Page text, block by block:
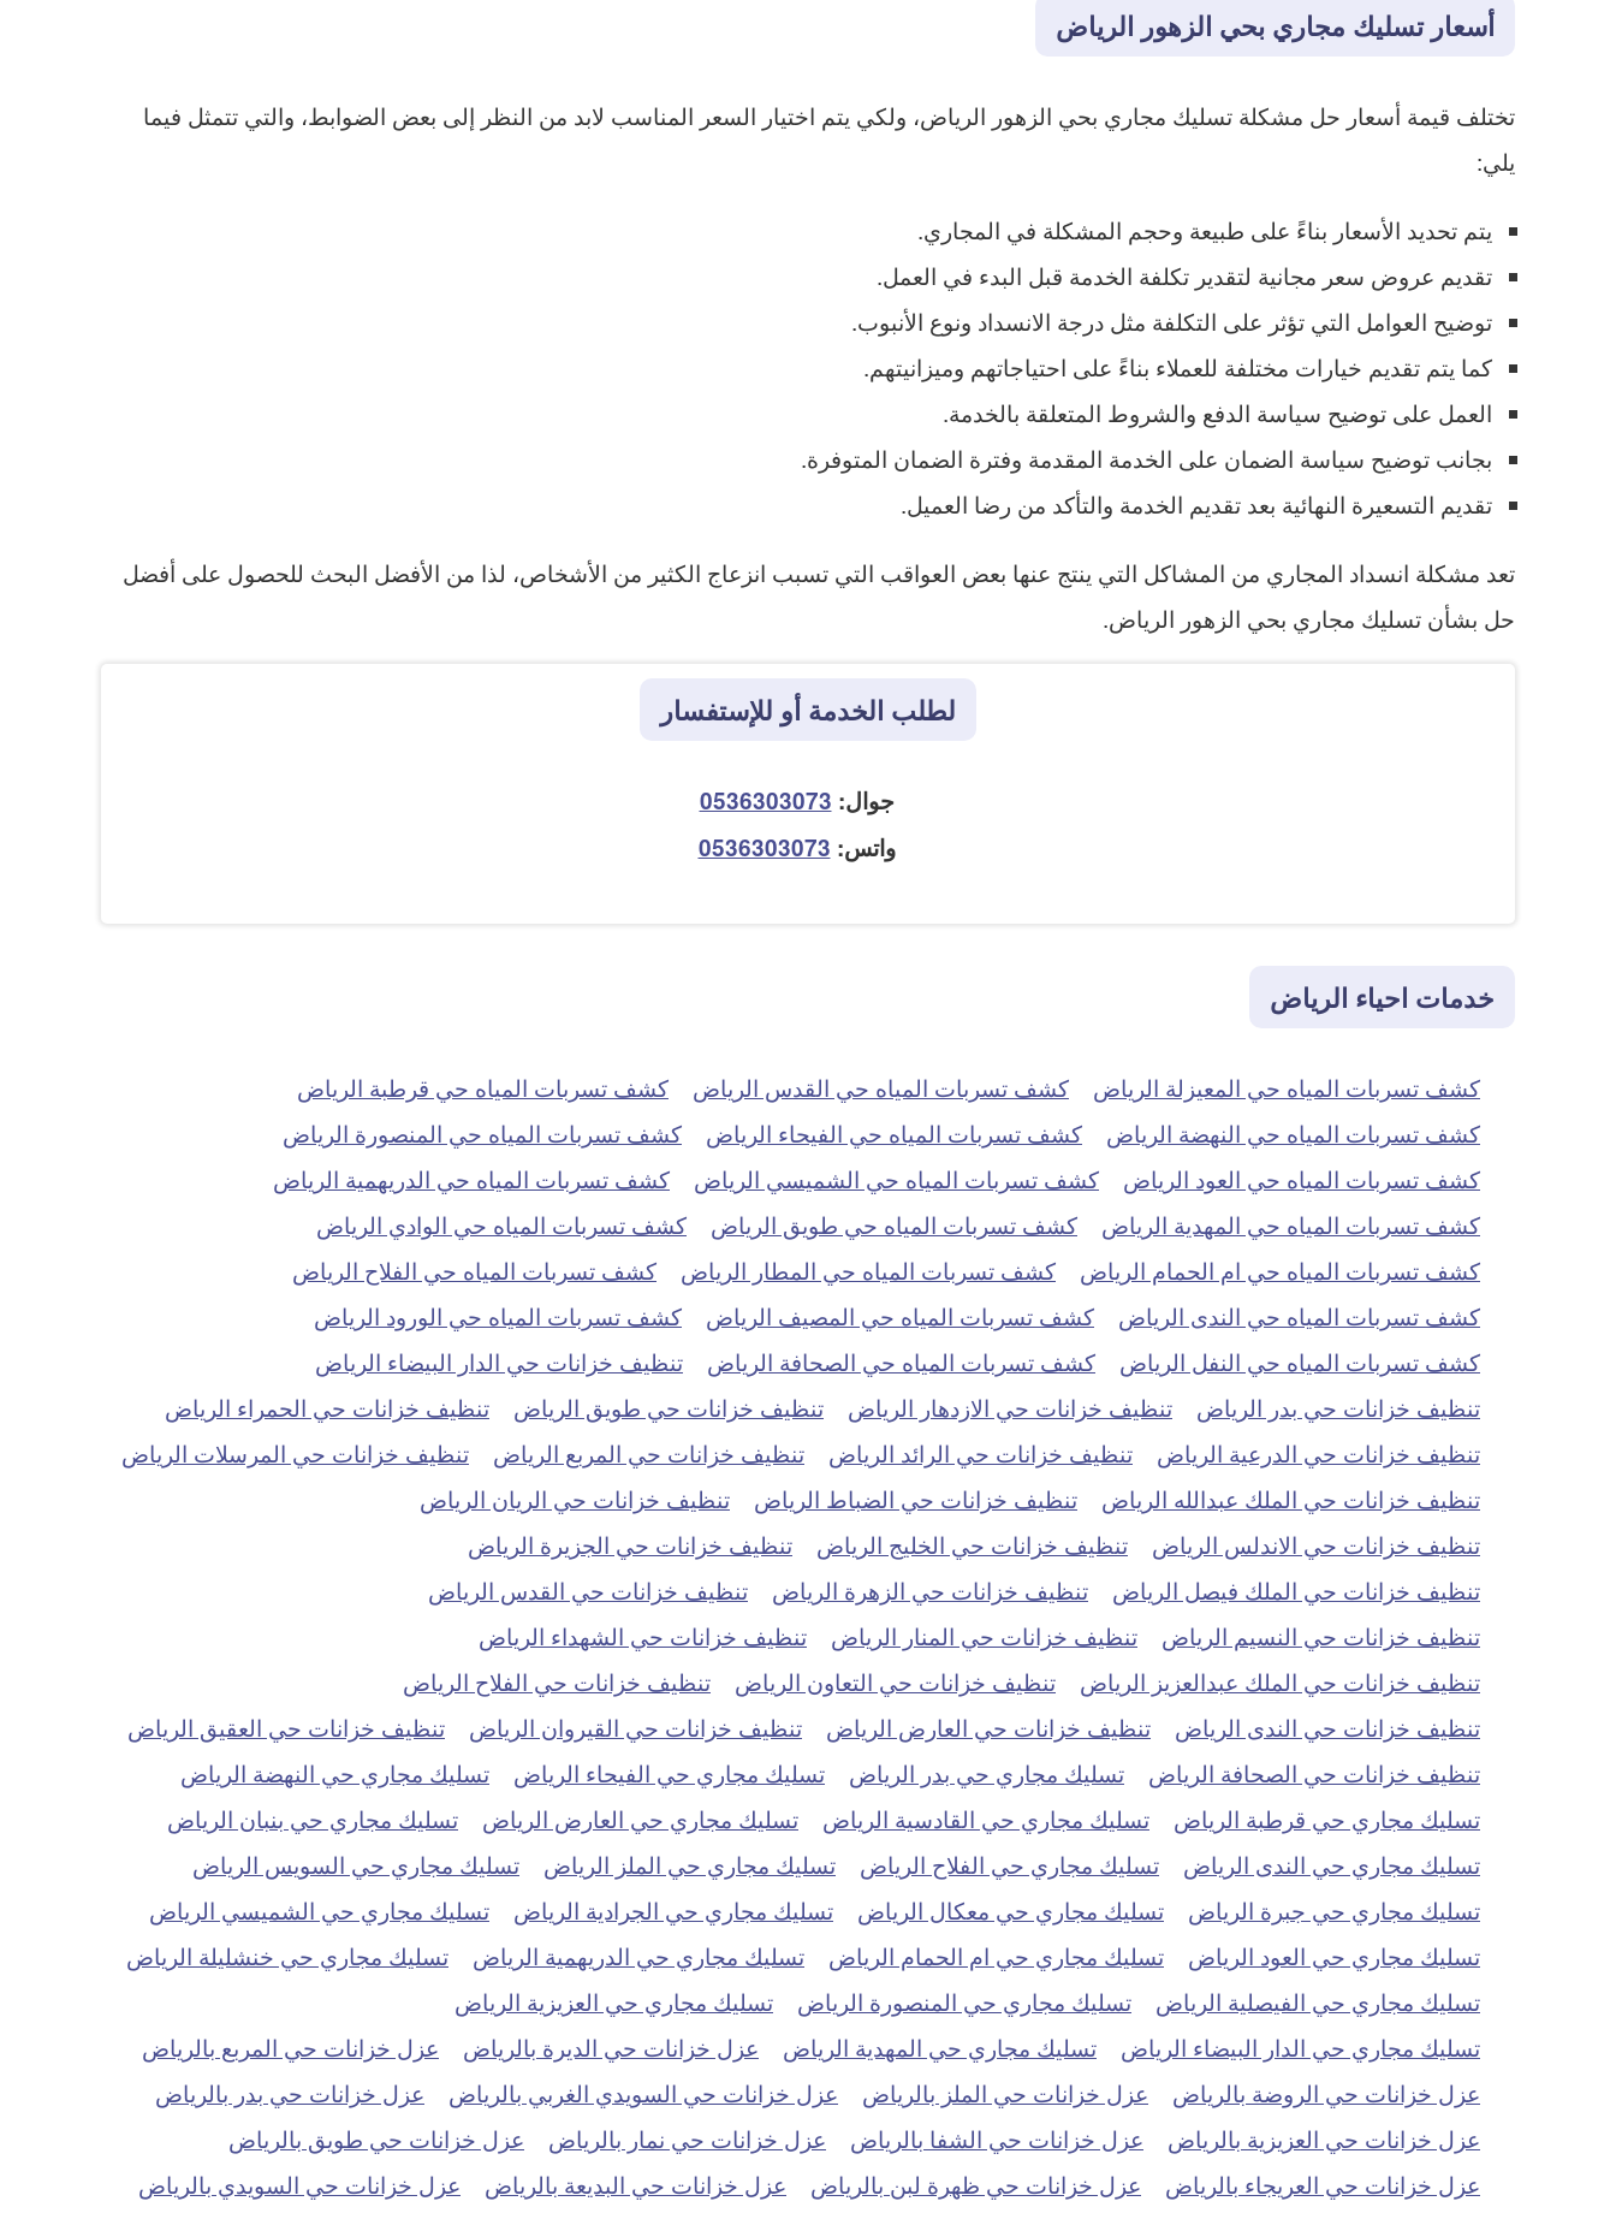
أسعار تسليك مجاري بحي الزهور الرياض
تختلف قيمة أسعار حل مشكلة تسليك مجاري بحي الزهور الرياض، ولكي يتم اختيار السعر المناسب لابد من النظر إلى بعض الضوابط، والتي تتمثل فيما
يلي:
يتم تحديد الأسعار بناءً على طبيعة وحجم المشكلة في المجاري.
تقديم عروض سعر مجانية لتقدير تكلفة الخدمة قبل البدء في العمل.
توضيح العوامل التي تؤثر على التكلفة مثل درجة الانسداد ونوع الأنبوب.
كما يتم تقديم خيارات مختلفة للعملاء بناءً على احتياجاتهم وميزانيتهم.
العمل على توضيح سياسة الدفع والشروط المتعلقة بالخدمة.
بجانب توضيح سياسة الضمان على الخدمة المقدمة وفترة الضمان المتوفرة.
تقديم التسعيرة النهائية بعد تقديم الخدمة والتأكد من رضا العميل.
تعد مشكلة انسداد المجاري من المشاكل التي ينتج عنها بعض العواقب التي تسبب انزعاج الكثير من الأشخاص، لذا من الأفضل البحث للحصول على أفضل
حل بشأن تسليك مجاري بحي الزهور الرياض.
لطلب الخدمة أو للإستفسار
جوال: 0536303073
واتس: 0536303073
خدمات احياء الرياض
كشف تسربات المياه حي المعيزلة الرياض كشف تسربات المياه حي القدس الرياض
كشف تسربات المياه حي قرطبة الرياض
كشف تسربات المياه حي النهضة الرياض
كشف تسربات المياه حي الفيحاء الرياض
كشف تسربات المياه حي المنصورة الرياض
كشف تسربات المياه حي العود الرياض
كشف تسربات المياه حي الشميسي الرياض
كشف تسربات المياه حي الدريهمية الرياض
كشف تسربات المياه حي المهدية الرياض
كشف تسربات المياه حي طويق الرياض
كشف تسربات المياه حي الوادي الرياض
كشف تسربات المياه حي ام الحمام الرياض
كشف تسربات المياه حي المطار الرياض
كشف تسربات المياه حي الفلاح الرياض
كشف تسربات المياه حي الندى الرياض
كشف تسربات المياه حي المصيف الرياض
كشف تسربات المياه حي الورود الرياض
كشف تسربات المياه حي النفل الرياض
كشف تسربات المياه حي الصحافة الرياض
تنظيف خزانات حي الدار البيضاء الرياض
تنظيف خزانات حي بدر الرياض
تنظيف خزانات حي الازدهار الرياض تنظيف خزانات حي طويق الرياض
تنظيف خزانات حي الحمراء الرياض
تنظيف خزانات حي الدرعية الرياض
تنظيف خزانات حي الرائد الرياض تنظيف خزانات حي المربع الرياض
تنظيف خزانات حي المرسلات الرياض
تنظيف خزانات حي الملك عبدالله الرياض
تنظيف خزانات حي الضباط الرياض
تنظيف خزانات حي الريان الرياض
تنظيف خزانات حي الاندلس الرياض
تنظيف خزانات حي الخليج الرياض
تنظيف خزانات حي الجزيرة الرياض
تنظيف خزانات حي الملك فيصل الرياض
تنظيف خزانات حي الزهرة الرياض
تنظيف خزانات حي القدس الرياض
تنظيف خزانات حي النسيم الرياض
تنظيف خزانات حي المنار الرياض
تنظيف خزانات حي الشهداء الرياض
تنظيف خزانات حي الملك عبدالعزيز الرياض
تنظيف خزانات حي التعاون الرياض
تنظيف خزانات حي الفلاح الرياض
تنظيف خزانات حي الندى الرياض
تنظيف خزانات حي العارض الرياض تنظيف خزانات حي القيروان الرياض
تنظيف خزانات حي العقيق الرياض
تنظيف خزانات حي الصحافة الرياض
تسليك مجاري حي بدر الرياض تسليك مجاري حي الفيحاء الرياض
تسليك مجاري حي النهضة الرياض
تسليك مجاري حي قرطبة الرياض
تسليك مجاري حي القادسية الرياض تسليك مجاري حي العارض الرياض
تسليك مجاري حي بنبان الرياض
تسليك مجاري حي الندى الرياض
تسليك مجاري حي الفلاح الرياض تسليك مجاري حي الملز الرياض
تسليك مجاري حي السويس الرياض
تسليك مجاري حي جبرة الرياض
تسليك مجاري حي معكال الرياض تسليك مجاري حي الجرادية الرياض
تسليك مجاري حي الشميسي الرياض
تسليك مجاري حي العود الرياض
تسليك مجاري حي ام الحمام الرياض تسليك مجاري حي الدريهمية الرياض
تسليك مجاري حي خنشليلة الرياض
تسليك مجاري حي الفيصلية الرياض
تسليك مجاري حي المنصورة الرياض
تسليك مجاري حي العزيزية الرياض
تسليك مجاري حي الدار البيضاء الرياض
تسليك مجاري حي المهدية الرياض عزل خزانات حي الديرة بالرياض
عزل خزانات حي المربع بالرياض
عزل خزانات حي الروضة بالرياض
عزل خزانات حي الملز بالرياض عزل خزانات حي السويدي الغربي بالرياض
عزل خزانات حي بدر بالرياض
عزل خزانات حي العزيزية بالرياض
عزل خزانات حي الشفا بالرياض عزل خزانات حي نمار بالرياض
عزل خزانات حي طويق بالرياض
عزل خزانات حي العريجاء بالرياض
عزل خزانات حي ظهرة لبن بالرياض عزل خزانات حي البديعة بالرياض عزل خزانات حي السويدي بالرياض